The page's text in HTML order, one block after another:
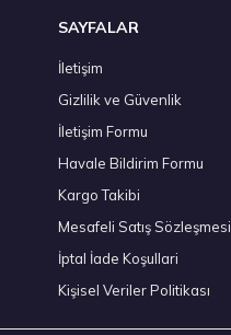
SUV K137A Yaz 2026
SAYFALAR
İletişim
Gizlilik ve Güvenlik
İletişim Formu
Havale Bildirim Formu
Kargo Takibi
Mesafeli Satış Sözleşmesi
İptal İade Koşullari
Kişisel Veriler Politikası